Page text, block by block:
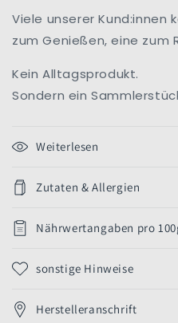
Viele unserer Kund:innen
zum Genießen, eine zum
Kein Alltagsprodukt.
Sondern ein
Weiterlesen
Zutaten & Allergien
Nährwertangaben pro
sonstige Hinweise
Herstelleranschrift